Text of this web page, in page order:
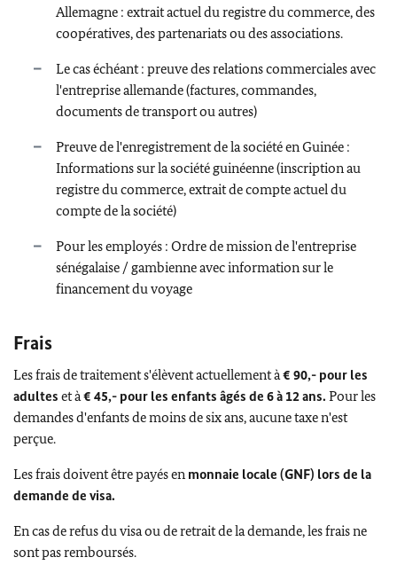
Allemagne : extrait actuel du registre du commerce, des
coopératives, des partenariats ou des associations.
Le cas échéant : preuve des relations commerciales avec
l'entreprise allemande (factures, commandes,
documents de transport ou autres)
Preuve de l'enregistrement de la société en Guinée :
Informations sur la société guinéenne (inscription au
registre du commerce, extrait de compte actuel du
compte de la société)
Pour les employés : Ordre de mission de l'entreprise
sénégalaise / gambienne avec information sur le
financement du voyage
Frais
Les frais de traitement s'élèvent actuellement à€ 90,- pour les
adultes et à€ 45,- pour les enfants âgés de 6 à 12 ans. Pour les
demandes d'enfants de moins de six ans, aucune taxe n'est
perçue.
Les frais doivent être payés en monnaie locale (GNF) lors de la
demande de visa.
En cas de refus du visa ou de retrait de la demande, les frais ne
sont pas remboursés.